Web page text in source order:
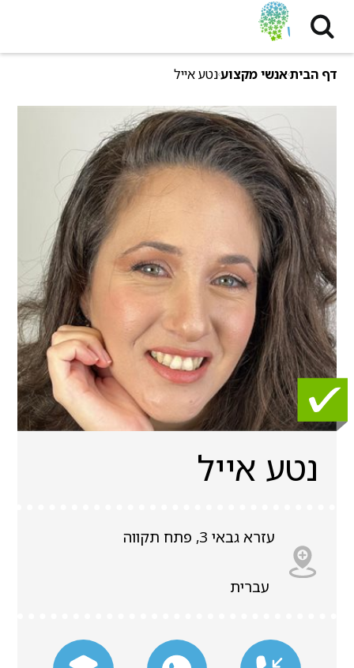
דף הביתאנשי מקצוענטע אייל
נטע אייל
עזרא גבאי 3, פתח תקווה
עברית